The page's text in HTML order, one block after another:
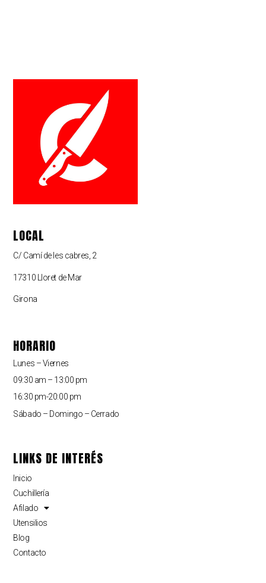
LOCAL
C/ Camí de les cabres, 2
17310 Lloret de Mar
Girona
HORARIO
Lunes – Viernes
09:30 am – 13:00 pm
16:30 pm-20:00 pm
Sábado – Domingo – Cerrado
LINKS DE INTERÉS
Inicio
Cuchillería
Afilado
Utensilios
Blog
Contacto